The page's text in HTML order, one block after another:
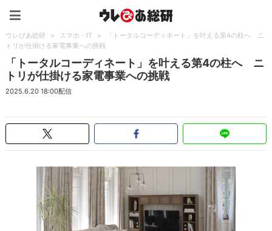
ウレぴあ総研 > スマホ・IT >
「トータルコーディネート」を叶える第4の柱へ ニ
トリが仕掛ける家電事業への挑戦
「トータルコーディネート」を叶える第4の柱へ ニ
トリが仕掛ける家電事業への挑戦
2025.6.20 18:00配信